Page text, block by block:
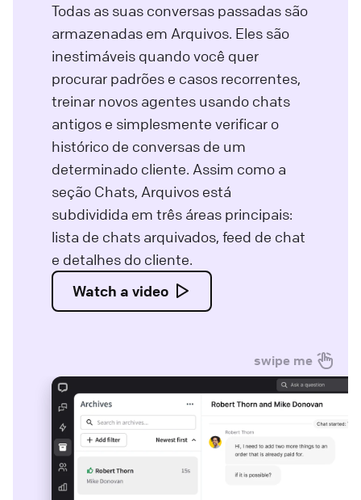
Todas as suas conversas passadas são
armazenadas em Arquivos. Eles são
inestimáveis quando você quer
procurar padrões e casos recorrentes,
treinar novos agentes usando chats
antigos e simplesmente verificar o
histórico de conversas de um
determinado cliente. Assim como a
seção Chats, Arquivos está
subdividida em três áreas principais:
lista de chats arquivados, feed de chat
e detalhes do cliente.
Watch a video
swipe me